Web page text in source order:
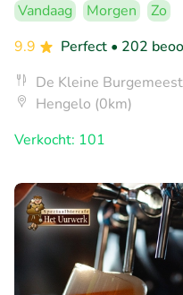
Vandaag Morgen
Zo
9.9
Perfect • 202
De Kleine
Hengelo (0km)
Verkocht: 101